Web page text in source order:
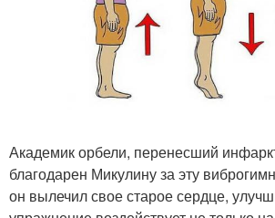
Академик орбели, перенесший
благодарен Микулину за эту
он вылечил свое старое сердце,